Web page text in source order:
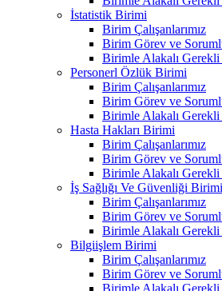
İstatistik Birimi
Birim Çalışanlarımız
Birim Görev ve
Birimle Alakalı
Personerl Özlük Birimi
Birim Çalışanlarımız
Birim Görev ve
Birimle Alakalı
Hasta Hakları Birimi
Birim Çalışanlarımız
Birim Görev ve
Birimle Alakalı
İş Sağlığı Ve Güvenliği Birimi
Birim Çalışanlarımız
Birim Görev ve
Birimle Alakalı
Bilgiişlem Birimi
Birim Çalışanlarımız
Birim Görev ve
Birimle Alakalı